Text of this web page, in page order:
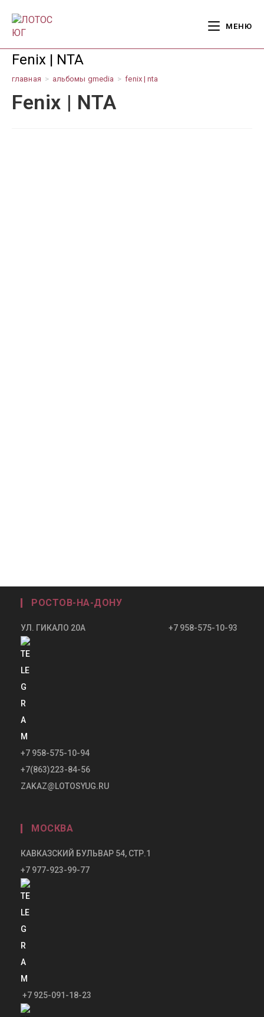
содержимому
МЕНЮ
Fenix | NTA
главная > альбомы gmedia > fenix | nta
Fenix | NTA
РОСТОВ-НА-ДОНУ
УЛ. ГИКАЛО 20А +7 958-575-10-93
+7 958-575-10-94
+7(863)223-84-56
ZAKAZ@LOTOSYUG.RU
МОСКВА
КАВКАЗСКИЙ БУЛЬВАР 54, СТР.1
+7 977-923-99-77
+7 925-091-18-23